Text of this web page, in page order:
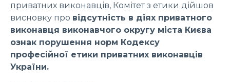
приватних виконавців, Комітет з етики дійшов
висновку про відсутність в діях приватного
виконавця виконавчого округу міста Києва
ознак порушення норм Кодексу
професійної етики приватних виконавців
України.